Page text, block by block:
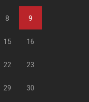
8 9
15 16
22 23
29 30